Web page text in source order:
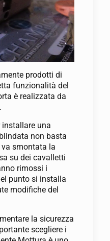
prodotti di
funzionalità del
è realizzata da
una
non basta
smontata la
su dei cavalletti
rimossi i
punto si installa
modifiche del
la sicurezza
scegliere i